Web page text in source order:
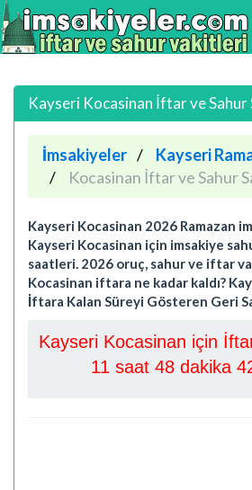
Kayseri Kocasinan İftar ve
İmsakiyeler
Kayseri
Kocasinan İftar ve Sahur
Kayseri Kocasinan 2026 Ramazan
Kayseri Kocasinan için imsakiye
saatleri. 2026 oruç, sahur ve iftar
Kocasinan iftara ne kadar kaldı?
İftara Kalan Süreyi Gösteren Geri
Kayseri Kocasinan için
11 saat 48 dakika